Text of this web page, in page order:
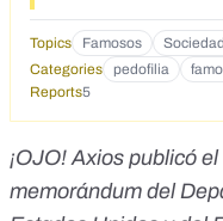
14 Ed Buck Eu buck
Ellan Ellen Spencer
X. Suarez Freya
Clooney Ghislaine
(deceased) Gwen
(pilot) Heather Mann
Clinton James
(deceased) Jean-
Topics Famosos Sociedad
Categories
pedofilia
Reports5
¡OJO!Axios publicó
memorándum del